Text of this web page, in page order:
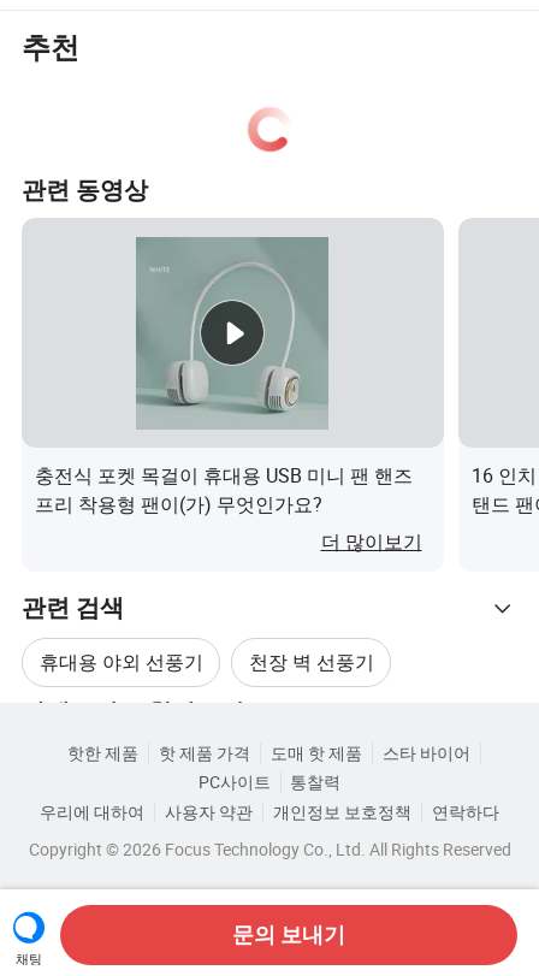
인증
추천
관련 동영상
충전식 포켓 목걸이 휴대용 USB 미니 팬 핸즈
프리 착용형 팬이(가) 무엇인가요?
더 많이보기
16 인
탠드
관련 검색
휴대용 야외 선풍기 천장 벽 선풍기
벽 부엌 팬
핫한 제품 핫 제품 가격 도매 핫 제품
스타 바이어
PC사이트
통찰력
우리에 대하여
사용자 약관 개인정보 보호정책
연락하다
Copyright © 2026 Focus Technology Co., Ltd. All Rights Reserved
채팅
문의 보내기